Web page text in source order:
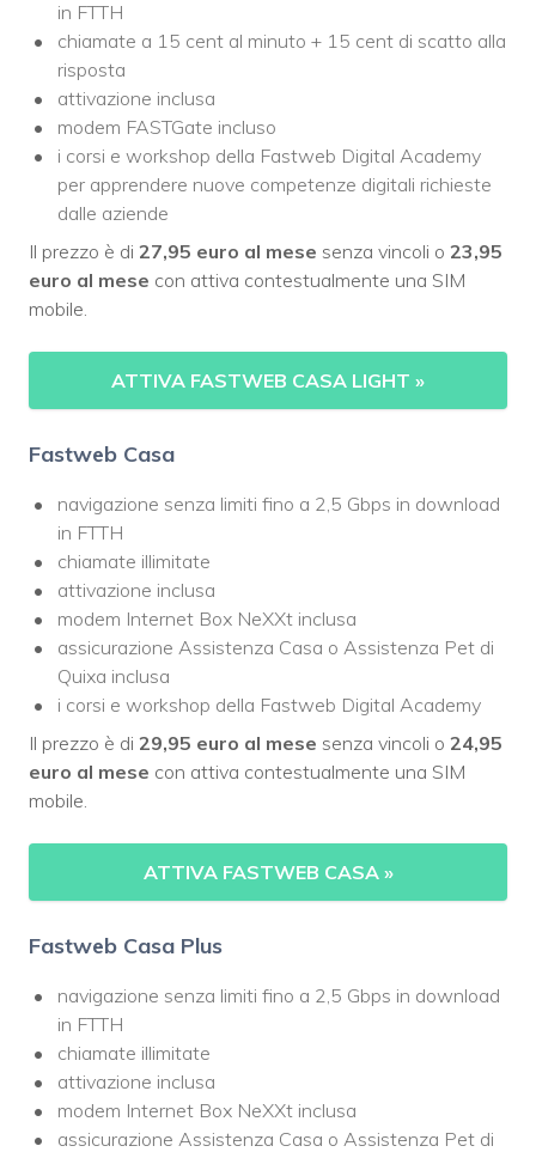
in FTTH
chiamate a 15 cent al minuto + 15 cent di scatto alla
risposta
attivazione inclusa
modem FASTGate incluso
i corsi e workshop della Fastweb Digital Academy
per apprendere nuove competenze digitali richieste
dalle aziende
Il prezzo è di 27,95 euro al mese senza vincoli o 23,95
euro al mese con attiva contestualmente una SIM
mobile.
ATTIVA FASTWEB CASA LIGHT »
Fastweb Casa
navigazione senza limiti fino a 2,5 Gbps in download
in FTTH
chiamate illimitate
attivazione inclusa
modem Internet Box NeXXt inclusa
assicurazione Assistenza Casa o Assistenza Pet di
Quixa inclusa
i corsi e workshop della Fastweb Digital Academy
Il prezzo è di 29,95 euro al mese senza vincoli o 24,95
euro al mese con attiva contestualmente una SIM
mobile.
ATTIVA FASTWEB CASA »
Fastweb Casa Plus
navigazione senza limiti fino a 2,5 Gbps in download
in FTTH
chiamate illimitate
attivazione inclusa
modem Internet Box NeXXt inclusa
assicurazione Assistenza Casa o Assistenza Pet di